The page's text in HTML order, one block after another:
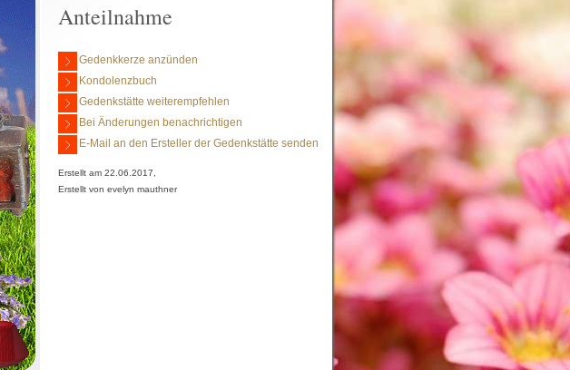
Anteilnahme
Gedenkkerze anzünden
Kondolenzbuch
Gedenkstätte weiterempfehlen
Bei Änderungen benachrichtigen
E-Mail an den Ersteller der Gedenkstätte senden
Erstellt am 22.06.2017,
Erstellt von evelyn mauthner